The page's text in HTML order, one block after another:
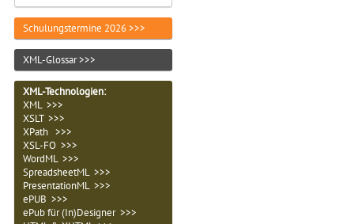
Schulungstermine 2026 >>>
XML-Glossar >>>
XML-Technologien:
XML >>>
XSLT >>>
XPath >>>
XSL-FO >>>
WordML >>>
SpreadsheetML >>>
PresentationML >>>
ePUB >>>
ePub für (In)Designer >>>